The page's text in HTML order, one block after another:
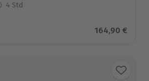
4 Std
Aktueller
164,90 €